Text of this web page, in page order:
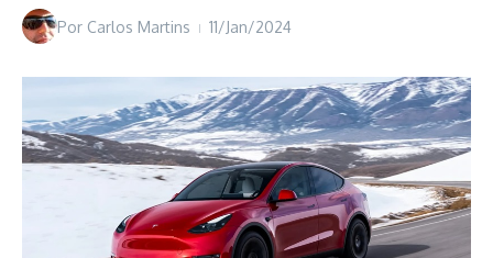
Por Carlos Martins 11/Jan/2024